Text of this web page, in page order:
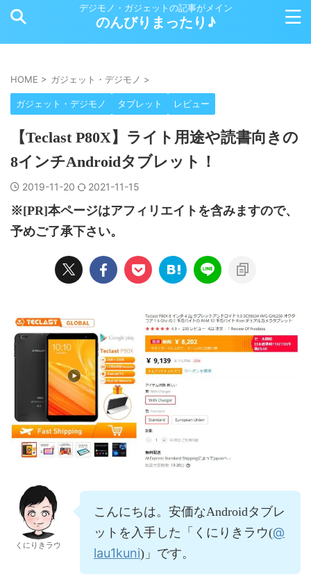
デジモノ・ガジェットの記事がメイン
のんびりまったり♪
HOME > ガジェット・デジモノ >
ガジェット・デジモノ タブレット レビュー
【Teclast P80X】ライト用途や読書向きの
8インチAndroidタブレット！
2019-11-20 2021-11-15
※[PR]本ページはアフィリエイトを含みますので、
予めご了承下さい。
くにりきラウ
こんにちは。安価なAndroidタブレ
ットを入手した「くにりきラウ(@
lau1kuni)」です。